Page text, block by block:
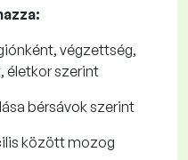
végzettség,
életkor szerint
​​bérsávok szerint
között mozog